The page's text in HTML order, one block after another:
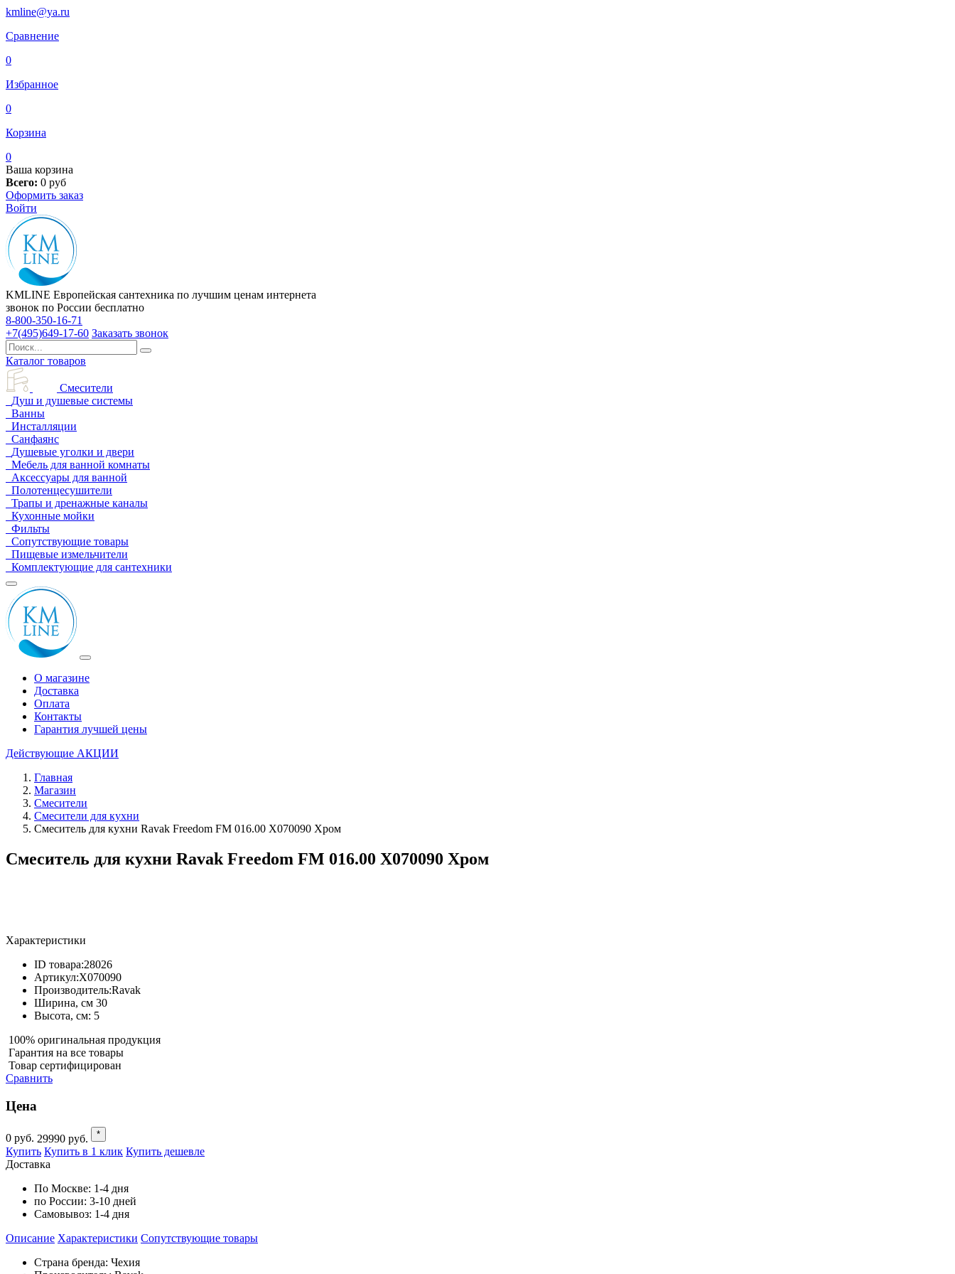
kmline@ya.ru
Сравнение
0
Избранное
0
Корзина
0
Ваша корзина
Всего: 0 руб
Оформить заказ
Войти
KMLINE Европейская сантехника по лучшим ценам интернета
звонок по России бесплатно
8-800-350-16-71
+7(495)649-17-60 Заказать звонок
Каталог товаров
Смесители
Душ и душевые системы
Ванны
Инсталляции
Санфаянс
Душевые уголки и двери
Мебель для ванной комнаты
Аксессуары для ванной
Полотенцесушители
Трапы и дренажные каналы
Кухонные мойки
Фильты
Сопутствующие товары
Пищевые измельчители
Комплектующие для сантехники
О магазине
Доставка
Оплата
Контакты
Гарантия лучшей цены
Действующие АКЦИИ
Главная
Магазин
Смесители
Смесители для кухни
Смеситель для кухни Ravak Freedom FM 016.00 X070090 Хром
Смеситель для кухни Ravak Freedom FM 016.00 X070090 Хром
Характеристики
ID товара:28026
Артикул:X070090
Производитель:Ravak
Ширина, см 30
Высота, см: 5
100% оригинальная продукция
Гарантия на все товары
Товар сертифицирован
Сравнить
Цена
0 руб. 29990 руб. *
Купить Купить в 1 клик Купить дешевле
Доставка
По Москве: 1-4 дня
по России: 3-10 дней
Самовывоз: 1-4 дня
Описание Характеристики Cопутствующие товары
Страна бренда: Чехия